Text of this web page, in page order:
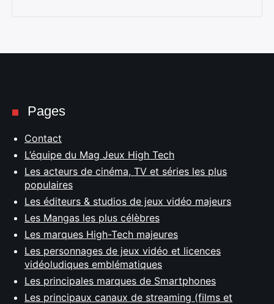
Pages
Contact
L’équipe du Mag Jeux High Tech
Les acteurs de cinéma, TV et séries les plus
populaires
Les éditeurs & studios de jeux vidéo majeurs
Les Mangas les plus célèbres
Les marques High-Tech majeures
Les personnages de jeux vidéo et licences
vidéoludiques emblématiques
Les principales marques de Smartphones
Les principaux canaux de streaming (films et